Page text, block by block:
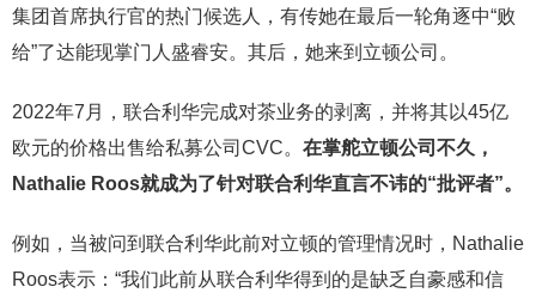
集团首席执行官的热门候选人，有传她在最后一轮角逐中“败
给”了达能现掌门人盛睿安。其后，她来到立顿公司。
2022年7月，联合利华完成对茶业务的剥离，并将其以45亿
欧元的价格出售给私募公司CVC。 在掌舵立顿公司不久，
Nathalie Roos就成为了针对联合利华直言不讳的“批评者”。
例如，当被问到联合利华此前对立顿的管理情况时，Nathalie
Roos表示：“我们此前从联合利华得到的是缺乏自豪感和信